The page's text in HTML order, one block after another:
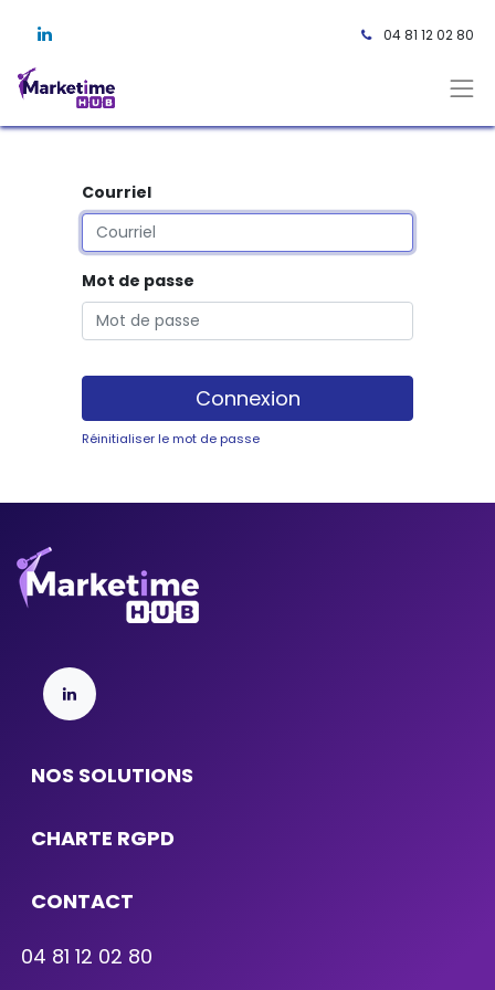
04 81 12 02 80 ​
Courriel
Mot de passe
Connexion
Réinitialiser le mot de passe
NOS SOLUTIONS
CHARTE RGPD
CONTACT
04 81 12 02 80